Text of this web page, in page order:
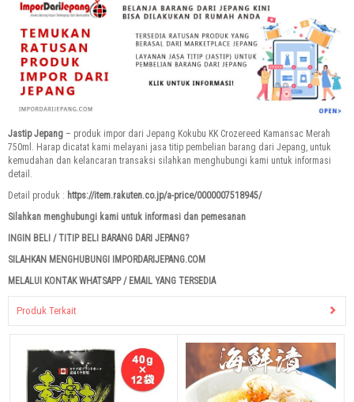
Jastip Jepang – produk impor dari Jepang Kokubu KK Crozereed Kamansac Merah
750ml. Harap dicatat kami melayani jasa titip pembelian barang dari Jepang, untuk
kemudahan dan kelancaran transaksi silahkan menghubungi kami untuk informasi
detail.
Detail produk : https://item.rakuten.co.jp/a-price/0000007518945/
Silahkan menghubungi kami untuk informasi dan pemesanan
INGIN BELI / TITIP BELI BARANG DARI JEPANG?
SILAHKAN MENGHUBUNGI IMPORDARIJEPANG.COM
MELALUI KONTAK WHATSAPP / EMAIL YANG TERSEDIA
Produk Terkait